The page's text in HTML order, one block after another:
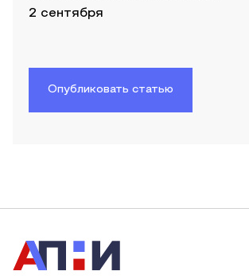
2 сентября
Опубликовать статью